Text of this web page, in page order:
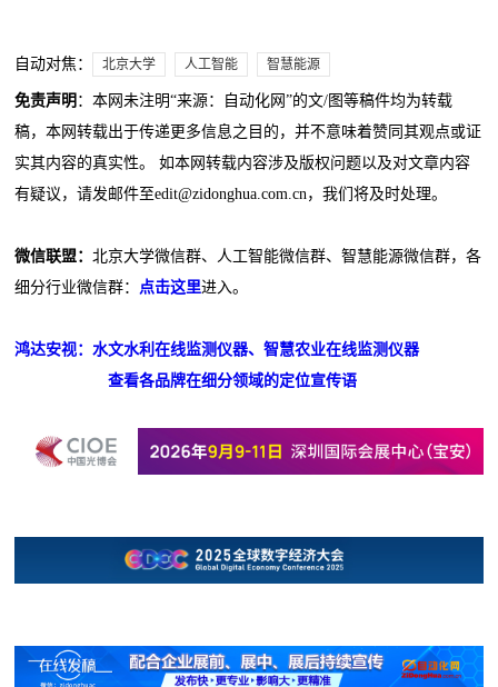
自动对焦： 北京大学 人工智能 智慧能源
免责声明 ：本网未注明“来源：自动化网”的文/图等稿件均为转载
稿，本网转载出于传递更多信息之目的，并不意味着赞同其观点或证
实其内容的真实性。 如本网转载内容涉及版权问题以及对文章内容
有疑议，请发邮件至edit@zidonghua.com.cn，我们将及时处理。
微信联盟：北京大学微信群、人工智能微信群、智慧能源微信群，各
细分行业微信群：
点击这里进入。
鸿达安视：水文水利在线监测仪器、智慧农业在线监测仪器
查看各品牌在细分领域的定位宣传语